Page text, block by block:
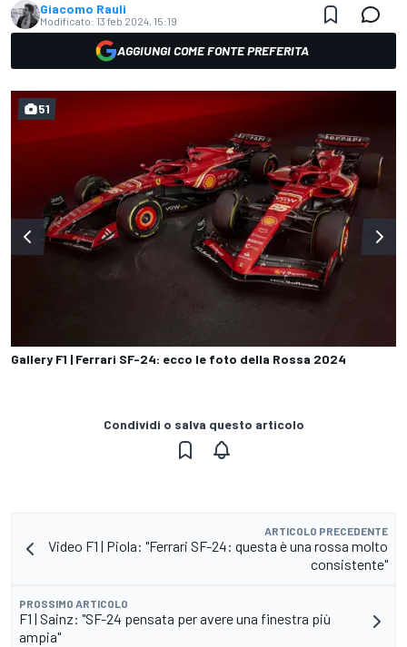
Giacomo Rauli
Modificato: 13 feb 2024, 15:19
AGGIUNGI COME FONTE PREFERITA
Gallery F1 | Ferrari SF-24: ecco le foto della Rossa 2024
51
Condividi o salva questo articolo
ARTICOLO PRECEDENTE
Video F1 | Piola: "Ferrari SF-24: questa è una rossa molto
consistente"
PROSSIMO ARTICOLO
F1 | Sainz: "SF-24 pensata per avere una finestra più
ampia"